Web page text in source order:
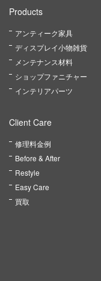
Products
アンティーク家具
ディスプレイ小物雑貨
メンテナンス材料
ショップファニチャー
インテリアパーツ
Client Care
修理料金例
Before & After
Restyle
Easy Care
買取